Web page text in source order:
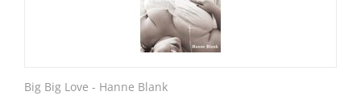
Big Big Love - Hanne Blank